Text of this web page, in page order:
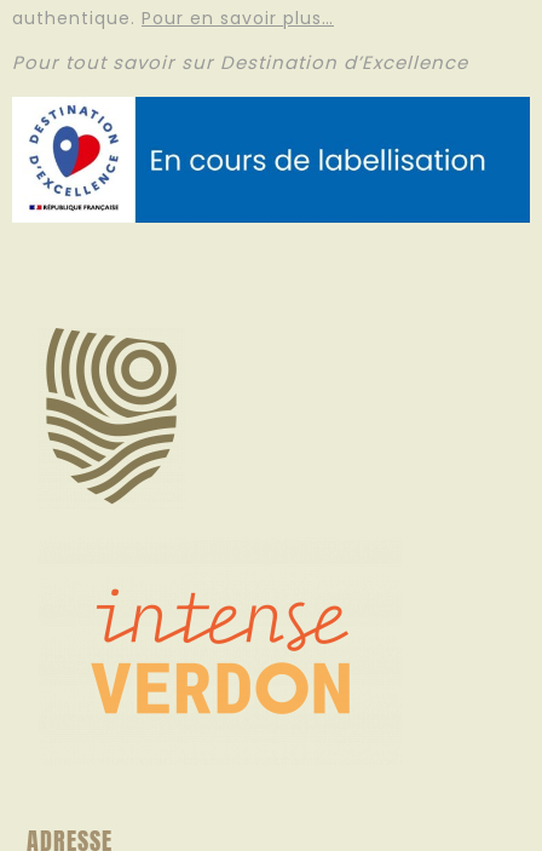
authentique. Pour en savoir plus…
Pour tout savoir sur Destination d’Excellence
ADRESSE